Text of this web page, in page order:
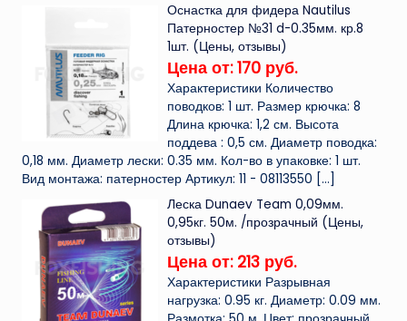
Оснастка для фидера Nautilus
Патерностер №31 d-0.35мм. кр.8
1шт. (Цены, отзывы)
Цена от: 170 руб.
Характеристики Количество
поводков: 1 шт. Размер крючка: 8
Длина крючка: 1,2 см. Высота
поддева : 0,5 см. Диаметр поводка:
0,18 мм. Диаметр лески: 0.35 мм. Кол-во в упаковке: 1 шт.
Вид монтажа: патерностер Артикул: 11 - 08113550 […]
Леска Dunaev Team 0,09мм.
0,95кг. 50м. /прозрачный (Цены,
отзывы)
Цена от: 213 руб.
Характеристики Разрывная
нагрузка: 0.95 кг. Диаметр: 0.09 мм.